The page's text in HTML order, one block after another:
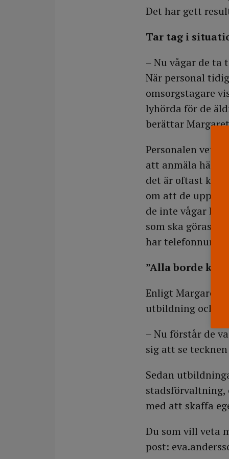
Det har gett
Tar tag i
– Nu vågar de
När personal
omsorgstagare
lyhörda för de
berättar
Personalen vet
att anmäla
det är oftast
om att de
de inte vågar
som ska göras.
har
”Alla borde
Enligt Margareta
utbildning och
– Nu förstår de
sig att se
Sedan
stadsförvaltning,
med att skaffa
Du som vill veta
post: